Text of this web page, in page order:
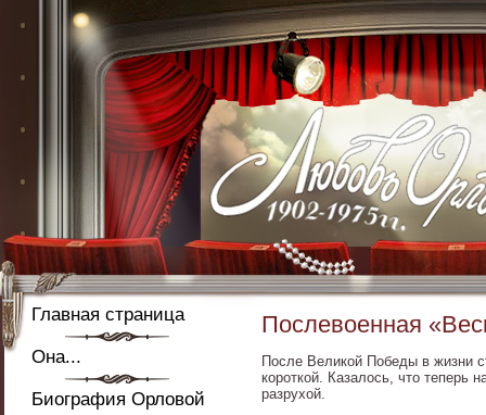
Главная страница
Она...
Биография Орловой
Послевоенная
После Великой Победы в жизни
короткой. Казалось, что теперь
разрухой.